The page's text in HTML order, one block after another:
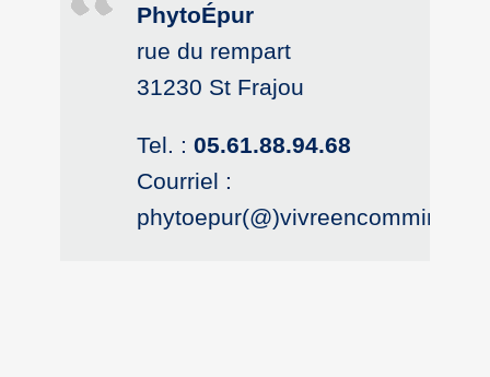
PhytoÉpur
rue du rempart
31230 St Frajou
Tel. :05.61.88.94.68
Courriel :